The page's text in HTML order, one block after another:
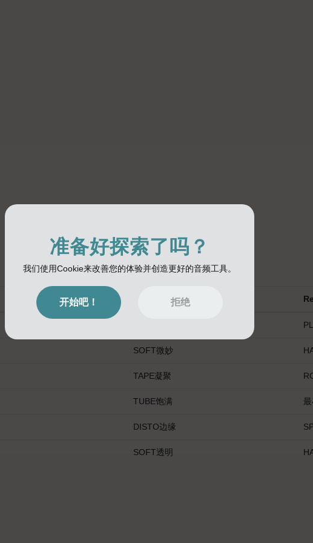
准备好探索了吗？
我们使用Cookie来改善您的体验并创造更好的音频工具。
开始吧！ 拒绝
Anadrive模式
SOFT微妙
TAPE凝聚
TUBE饱满
DISTO边缘
SOFT透明